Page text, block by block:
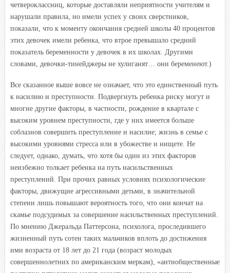
четвероклассниц, которые доставляли неприятности учителям и
нарушали правила, но имели успех у своих сверстников,
показали, что к моменту окончания средней школы 40 процентов
этих девочек имели ребенка, что втрое превышало средний
показатель беременности у девочек в их школах. Другими
словами, девочки-тинейджеры не хулиганят… они беременеют.)
Все сказанное выше вовсе не означает, что это единственный путь
к насилию и преступности. Подвергнуть ребенка риску могут и
многие другие факторы, в частности, рождение в квартале с
высоким уровнем преступности, где у них имеется больше
соблазнов совершить преступление и насилие; жизнь в семье с
высокими уровнями стресса или в убожестве и нищете. Не
следует, однако, думать, что хотя бы один из этих факторов
неизбежно толкает ребенка на путь насильственных
преступлений. При прочих равных условиях психологические
факторы, движущие агрессивными детьми, в значительной
степени лишь повышают вероятность того, что они кончат на
скамье подсудимых за совершение насильственных преступлений.
По мнению Джеральда Паттерсона, психолога, проследившего
жизненный путь сотен таких мальчиков вплоть до достижения
ими возраста от 18 лет до 21 года (возраст молодых
совершеннолетних по американским меркам), «антиобщественные